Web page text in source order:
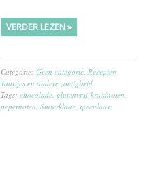
VERDER LEZEN »
Categorie:Geen categorie Recepten
Taartjes en andere zoetigheid
Tags:chocolade glutenvrij,kruidnoten
pepernoten ,Sinterklaas ,speculaas